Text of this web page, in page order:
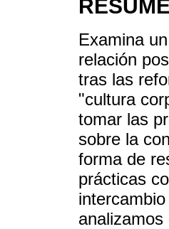
Examina
relación
tras las
"cultura
tomar las
sobre la
forma de
prácticas